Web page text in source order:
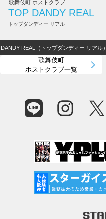
歌舞伎町 ホストクラブ
TOP DANDY REAL
トップダンディー リアル
REAL（トップダンディー リアル）
歌舞伎町
ホストクラブ一覧